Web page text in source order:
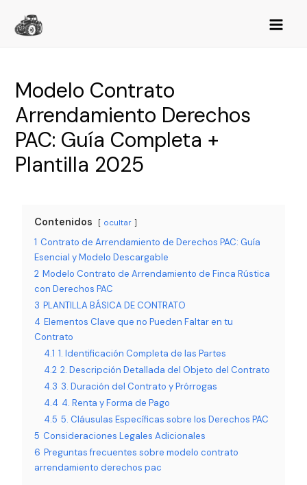
Modelo Contrato
Arrendamiento Derechos
PAC: Guía Completa +
Plantilla 2025
Contenidos ocultar
1 Contrato de Arrendamiento de Derechos PAC: Guía
Esencial y Modelo Descargable
2 Modelo Contrato de Arrendamiento de Finca Rústica
con Derechos PAC
3 PLANTILLA BÁSICA DE CONTRATO
4 Elementos Clave que no Pueden Faltar en tu
Contrato
4.1 1. Identificación Completa de las Partes
4.2 2. Descripción Detallada del Objeto del Contrato
4.3 3. Duración del Contrato y Prórrogas
4.4 4. Renta y Forma de Pago
4.5 5. Cláusulas Específicas sobre los Derechos PAC
5 Consideraciones Legales Adicionales
6 Preguntas frecuentes sobre modelo contrato
arrendamiento derechos pac